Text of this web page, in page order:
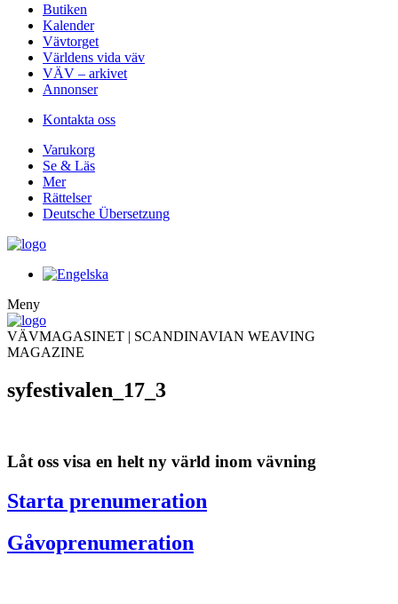
Butiken
Kalender
Vävtorget
Världens vida väv
VÄV – arkivet
Annonser
Kontakta oss
Varukorg
Se & Läs
Mer
Rättelser
Deutsche Übersetzung
Meny
VÄVMAGASINET | SCANDINAVIAN WEAVING
MAGAZINE
syfestivalen_17_3
Låt oss visa en helt ny värld inom vävning
Starta prenumeration
Gåvoprenumeration